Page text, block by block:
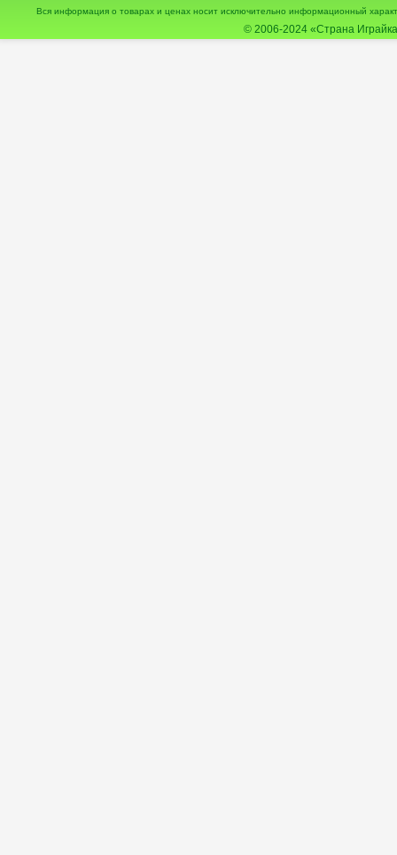
Вся информация о товарах и ценах носит исключительно информационный
© 2006-2024 «Страна